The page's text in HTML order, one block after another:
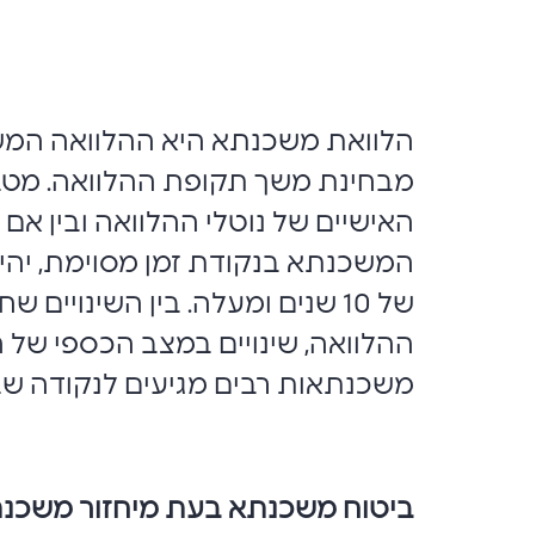
הלוואת משכנתא היא ההלוואה
מבחינת משך תקופת ההלוואה.
האישיים של נוטלי ההלוואה ובין
המשכנתא בנקודת זמן מסוימת,
של 10 שנים ומעלה. בין
ההלוואה, שינויים במצב הכספי של
משכנתאות רבים מגיעים לנקודה
ביטוח משכנתא בעת מיחזור